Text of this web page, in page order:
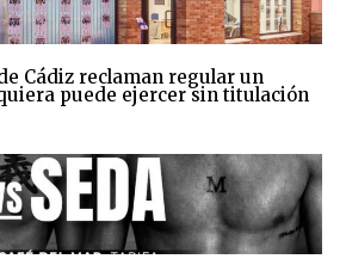
Cádiz reclaman regular un
puede ejercer sin titulación